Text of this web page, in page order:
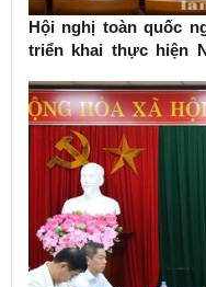
Hội nghị toàn quốc
triển khai thực hiện